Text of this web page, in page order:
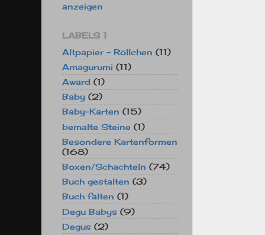
anzeigen
LABELS 1
Altpapier - Röllchen (11)
Amagurumi (11)
Award (1)
Baby (2)
Baby-Karten (15)
bemalte Steine (1)
Besondere Kartenformen
(168)
Boxen/Schachteln (74)
Buch gestalten (3)
Buch falten (1)
Degu Babys (9)
Degus (2)